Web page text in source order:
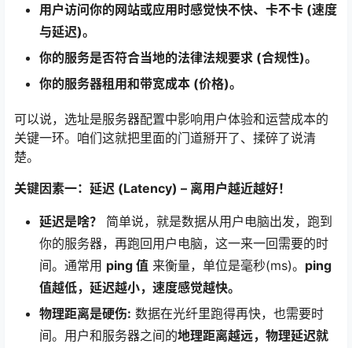
用户访问你的网站或应用时感觉快不快、卡不卡 (速度
与延迟)。
你的服务是否符合当地的法律法规要求 (合规性)。
你的服务器租用和带宽成本 (价格)。
可以说，选址是服务器配置中影响用户体验和运营成本的
关键一环。咱们这就把里面的门道掰开了、揉碎了说清
楚。
关键因素一：延迟 (Latency) – 离用户越近越好！
延迟是啥？
简单说，就是数据从用户电脑出发，跑到
你的服务器，再跑回用户电脑，这一来一回需要的时
间。通常用 ping 值 来衡量，单位是毫秒(ms)。 ping
值越低，延迟越小，速度感觉越快。
物理距离是硬伤: 数据在光纤里跑得再快，也需要时
间。用户和服务器之间的地理距离越远，物理延迟就